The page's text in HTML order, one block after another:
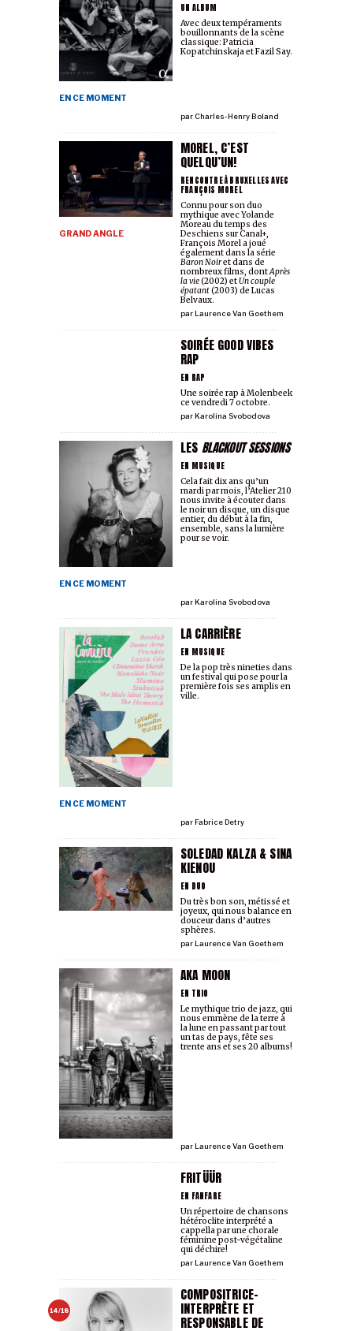
UN ALBUM
EN CE MOMENT
par Charles-Henry Boland
Avec deux tempéraments
bouillonnants de la scène
classique: Patricia
Kopatchinskaja et Fazil Say.
MOREL, C’EST
QUELQU’UN!
RENCONTRE À BRUXELLES AVEC
FRANÇOIS MOREL
GRAND ANGLE
parLaurence Van Goethem
Connu pour son duo
mythique avec Yolande
Moreau du temps des
Deschiens sur Canal+,
François Morel a joué
également dans la série
Baron Noiret dans de
nombreux films, dontAprès
la vie(2002) etUn couple
épatant(2003) de Lucas
Belvaux.
SOIRÉE GOOD VIBES
RAP
EN RAP
parKarolina Svobodova
Une soirée rap à Molenbeek
ce vendredi 7 octobre.
LES BLACKOUT SESSIONS
EN MUSIQUE
EN CE MOMENT
parKarolina Svobodova
Cela fait dix ans qu’un
mardi par mois, l’Atelier 210
nous invite à écouter dans
le noir un disque, un disque
entier, du début à la fin,
ensemble, sans la lumière
pour se voir.
LA CARRIÈRE
EN MUSIQUE
EN CE MOMENT
par Fabrice Detry
De la pop très nineties dans
un festival qui pose pour la
première fois ses amplis en
ville.
SOLEDAD KALZA & SINA
KIENOU
EN DUO
par Laurence Van Goethem
Du très bon son, métissé et
joyeux, qui nous balance en
douceur dans d’autres
sphères.
AKA MOON
EN TRIO
parLaurence Van Goethem
Le mythique trio de jazz, qui
nous emmène de la terre à
la lune en passant par tout
un tas de pays, fête ses
trente ans et ses 20 albums!
FRITÜÜR
EN FANFARE
parLaurence Van Goethem
Un répertoire de chansons
hétéroclite interprété a
cappella par une chorale
féminine post-végétaline
qui déchire!
14/18
COMPOSITRICE-
INTERPRÈTE ET
RESPONSABLE DE